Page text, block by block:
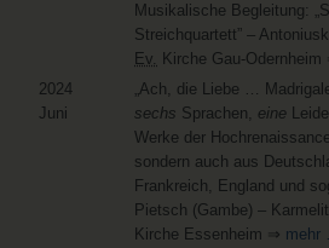
Musikalische Begleitung:
Streichquartett” –
Ev. Kirche Gau-Odernheim
2024
Juni
„Ach, die Liebe …
sechs Sprachen, eine
Werke der
sondern auch aus
Frankreich, England und
Pietsch (Gambe) –
Kirche Essenheim ⇒ mehr